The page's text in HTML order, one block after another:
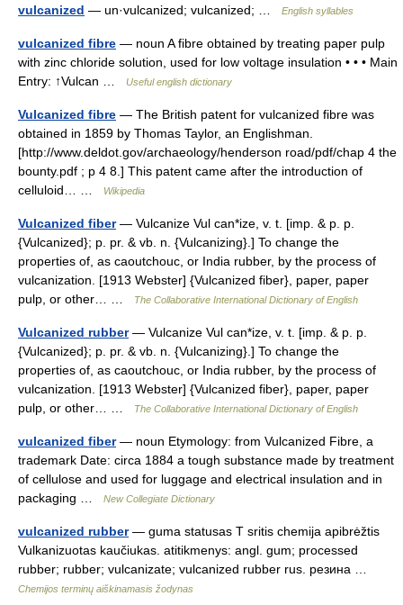
vulcanized — un·vulcanized; vulcanized; … English syllables
vulcanized fibre — noun A fibre obtained by treating paper pulp
with zinc chloride solution, used for low voltage insulation • • • Main
Entry: ↑Vulcan …
Useful english dictionary
Vulcanized fibre — The British patent for vulcanized fibre was
obtained in 1859 by Thomas Taylor, an Englishman.
[http://www.deldot.gov/archaeology/henderson road/pdf/chap 4 the
bounty.pdf ; p 4 8.] This patent came after the introduction of
celluloid… …
Wikipedia
Vulcanized fiber— Vulcanize Vul can*ize, v. t. [imp. & p. p.
{Vulcanized}; p. pr. & vb. n. {Vulcanizing}.] To change the
properties of, as caoutchouc, or India rubber, by the process of
vulcanization. [1913 Webster] {Vulcanized fiber}, paper, paper
pulp, or other… …
The Collaborative International Dictionary of English
Vulcanized rubber— Vulcanize Vul can*ize, v. t. [imp. & p. p.
{Vulcanized}; p. pr. & vb. n. {Vulcanizing}.] To change the
properties of, as caoutchouc, or India rubber, by the process of
vulcanization. [1913 Webster] {Vulcanized fiber}, paper, paper
pulp, or other… …
The Collaborative International Dictionary of English
vulcanized fiber— noun Etymology: from Vulcanized Fibre, a
trademark Date: circa 1884 a tough substance made by treatment
of cellulose and used for luggage and electrical insulation and in
packaging …
New Collegiate Dictionary
vulcanized rubber— guma statusas T sritis chemija apibrėžtis
Vulkanizuotas kaučiukas. atitikmenys: angl. gum; processed
rubber; rubber; vulcanizate; vulcanized rubber rus. резина …
Chemijos terminų aiškinamasis žodynas